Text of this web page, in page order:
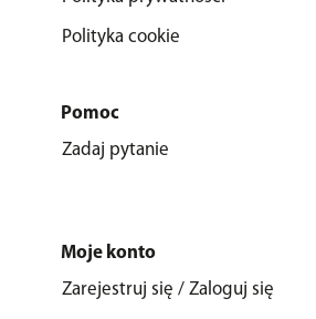
Polityka cookie
Pomoc
Zadaj pytanie
Moje konto
Zarejestruj się / Zaloguj się